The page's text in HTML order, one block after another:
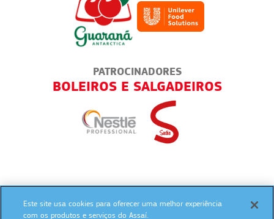
PATROCINADORES
BOLEIROS E SALGADEIROS
SIGA NAS REDES SOCIAIS:
Este site usa cookies para oferecer uma melhor experiência
com os produtos e serviços do Assaí.